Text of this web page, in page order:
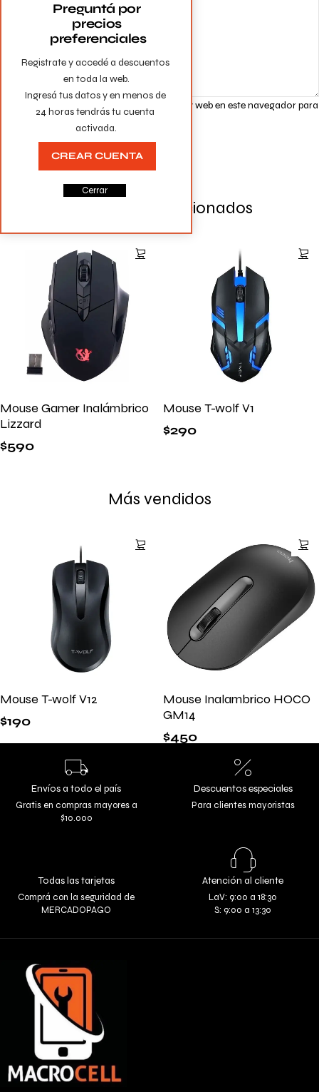
Guarda mi nombre, correo electrónico y web en este navegador para
la próxima vez que comente.
Productos Relacionados
Mouse Gamer Inalámbrico
Lizzard
$590
Mouse T-wolf V1
$290
Más vendidos
Mouse T-wolf V12
$190
Mouse Inalambrico HOCO
GM14
$450
Envíos a todo el país
Gratis en compras mayores a
$10.000
Descuentos especiales
Para clientes mayoristas
Todas las tarjetas
Comprá con la seguridad de
MERCADOPAGO
Atención al cliente
LaV: 9:00 a 18:30
S: 9:00 a 13:30
Registrate y accedé a descuentos
en toda la web.
Ingresá tus datos y en menos de
24 horas tendrás tu cuenta
activada.
Preguntá por
precios
preferenciales
CREAR CUENTA
Cerrar